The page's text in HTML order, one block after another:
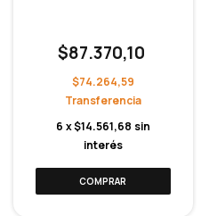
$87.370,10
$74.264,59
6 x$14.561,68 sin
interés